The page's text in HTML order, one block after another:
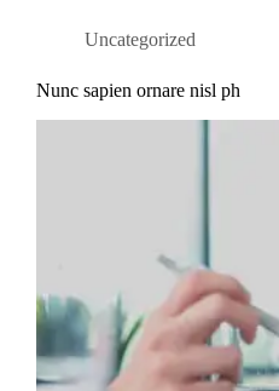
Uncategorized
Nunc sapien ornare nisl ph